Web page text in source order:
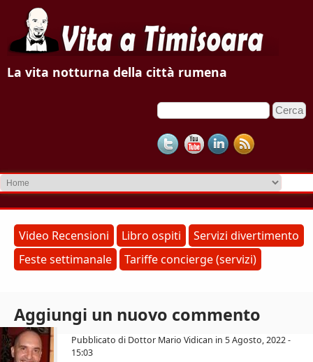
V
a
T
m
s
o
La vita notturna della città rumena
F
o
r
m
d
i
r
i
c
c
a
C
r
c
a
Video Recensioni Libro ospiti
Servizi divertimento
Feste settimanale
Tariffe concierge (servizi)
Aggiungi un nuovo commento
Pubblicato di Dottor Mario Vidican in 5 Agosto, 2022 -
15:03